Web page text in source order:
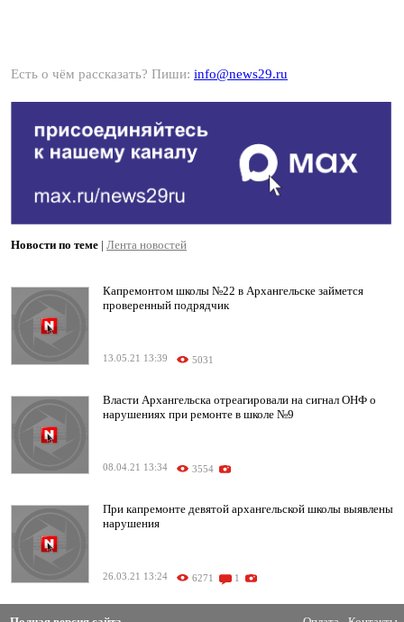
Есть о чём рассказать? Пиши: info@news29.ru
Новости по теме | Лента новостей
Капремонтом школы №22 в Архангельске займется
проверенный подрядчик
13.05.21 13:39 5031
Власти Архангельска отреагировали на сигнал ОНФ о
нарушениях при ремонте в школе №9
08.04.21 13:34 3554
При капремонте девятой архангельской школы выявлены
нарушения
26.03.21 13:24 6271 1